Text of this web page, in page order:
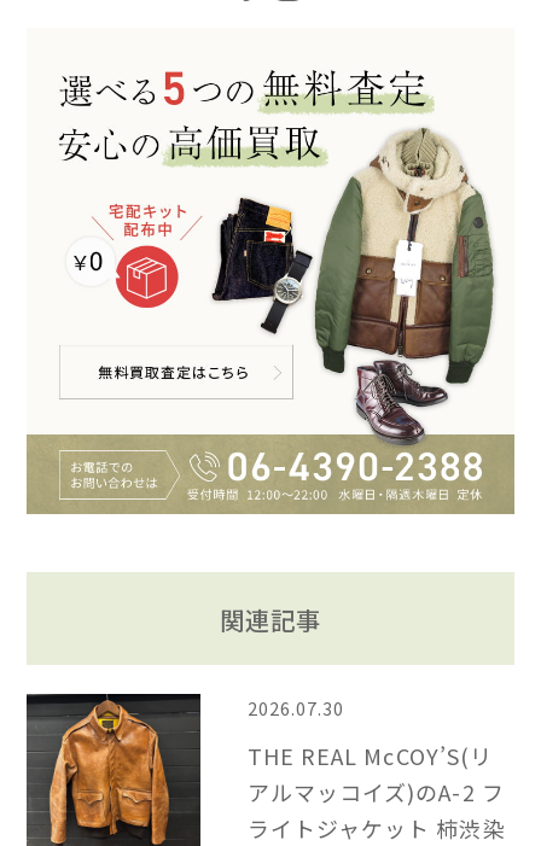
関連記事
2026.07.30
THE REAL McCOY’S(リ
アルマッコイズ)のA-2 フ
ライトジャケット 柿渋染